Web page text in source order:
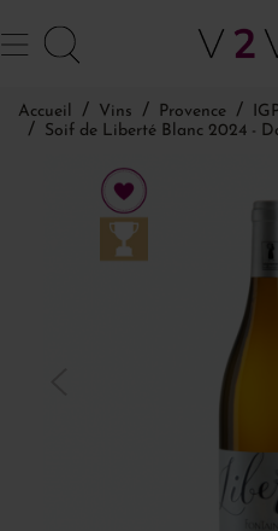
Accueil Vins Provence
Soif de Liberté Blanc 2024 -